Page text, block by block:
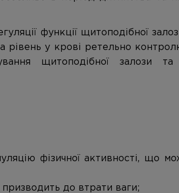
функції щитоподібної
рівень у крові ретельно
щитоподібної залози та
фізичної активності, що
до втрати ваги;